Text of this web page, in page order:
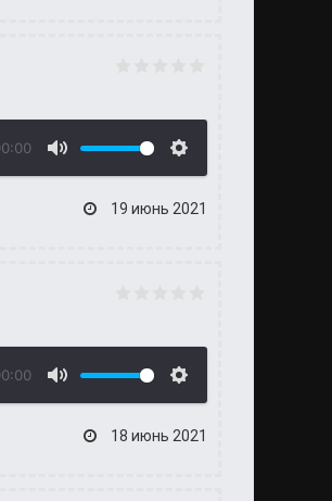
19 июнь 2021
18 июнь 2021